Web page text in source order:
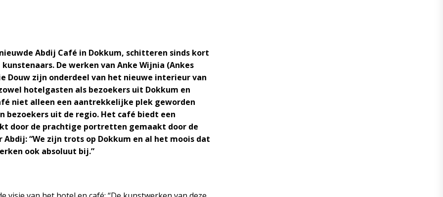
Abdij Café in Dokkum, schitteren sinds kort
De werken van Anke Wijnia (Ankes
Douw zijn onderdeel van het nieuwe interieur van
hotelgasten als bezoekers uit Dokkum en
niet alleen een aantrekkelijke plek geworden
bezoekers uit de regio. Het café biedt een
door de prachtige portretten gemaakt door de
“We zijn trots op Dokkum en al het moois dat
ook absoluut bij.”